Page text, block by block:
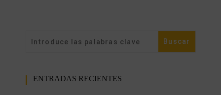
ENTRADAS RECIENTES